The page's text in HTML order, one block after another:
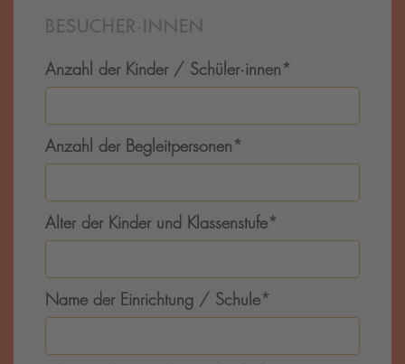
BESUCHER·INNEN
Anzahl der Kinder / Schüler·innen*
Anzahl der Begleitpersonen*
Alter der Kinder und Klassenstufe*
Name der Einrichtung / Schule*